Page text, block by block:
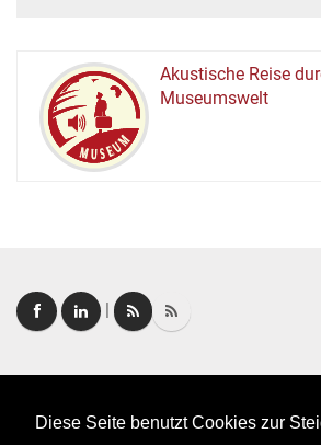
Diese Seite benutzt Cookies zur
MUSEUM
Akustische Reise
Museumswelt